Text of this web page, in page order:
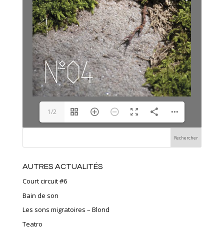
1/2
AUTRES ACTUALITÉS
Court circuit #6
Bain de son
Les sons migratoires – Blond
Teatro